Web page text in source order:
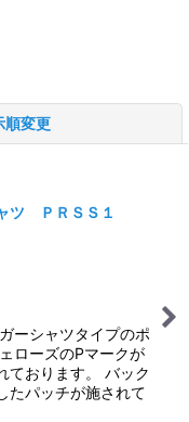
順変更
ツ ＰＲＳＳ１
ーシャツタイプのポ
ローズのPマークが
ております。 バック
たパッチが施されて